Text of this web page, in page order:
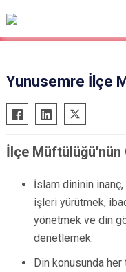
Ahmetli
Akhisar
Alaşehir
Gördes
Kırkağaç
Köprübaşı
Yunusemre İlçe
İlçe Müftülüğü'nün
İslam dininin
işleri yürütmek,
yönetmek ve din
denetlemek.
Din konusunda her